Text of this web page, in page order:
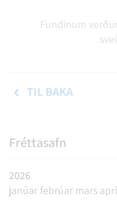
Fundinum
TIL BAKA
Fréttasafn
2026
janúar febrúar mars